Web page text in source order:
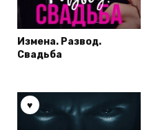
Измена. Развод.
Свадьба